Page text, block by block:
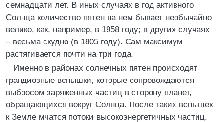
семнадцати лет. В иных случаях в год активного
Солнца количество пятен на нем бывает необычайно
велико, как, например, в 1958 году; в других случаях
– весьма скудно (в 1805 году). Сам максимум
растягивается почти на три года.
Именно в районах солнечных пятен происходят
грандиозные вспышки, которые сопровождаются
выбросом заряженных частиц в сторону планет,
обращающихся вокруг Солнца. После таких вспышек
к Земле мчатся потоки высокоэнергетичных частиц.